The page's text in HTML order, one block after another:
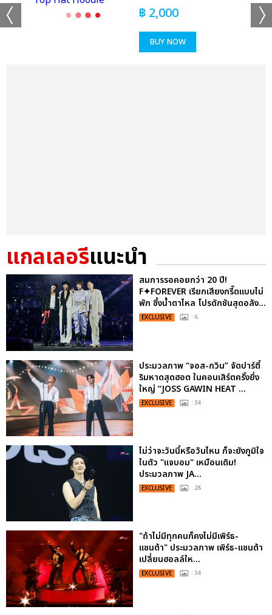
฿ 2,000
BUY NOW
แกลเลอรีแนะนำ
สมการรอคอยกว่า 20 ปี!
F✦FOREVER เรียกเสียงกรี๊ดแบบไม่
พัก ซึ้งน้ำตาไหล โปรดักชันสุดอลัง...
EXCLUSIVE : 6
ประมวลภาพ “จอส-กวิน” จัดปาร์ตี้
ริมหาดสุดฮอต ในคอนเสิร์ตครั้งยิ่ง
ใหญ่ “JOSS GAWIN HEAT ...
EXCLUSIVE : 34
ไม่ว่าจะวันนี้หรือวันไหน ก็จะยังภูมิใจ
ในตัว "แจบอม" เหมือนเดิม!
ประมวลภาพ JA...
EXCLUSIVE : 28
"ถ้าไม่มีทุกคนก็คงไม่มีเพิร์ธ-
แซนต้า" ประมวลภาพ เพิร์ธ-แซนต้า
เปลี่ยนฮอลล์ให...
EXCLUSIVE : 34